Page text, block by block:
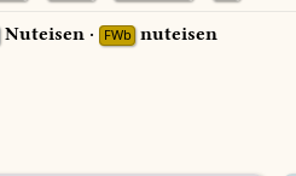
Nuteisen · FWb nuteisen